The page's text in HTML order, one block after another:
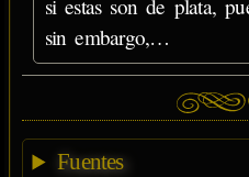
si estas son de plata,
sin embargo,…
Fuentes